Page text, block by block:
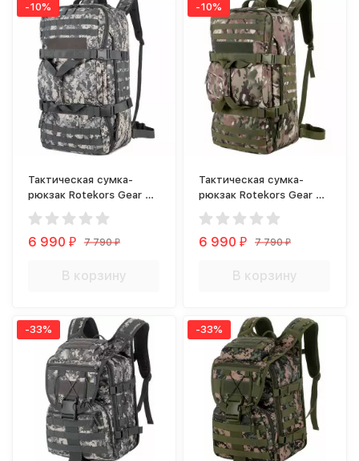
-10%
Тактическая сумка-
рюкзак Rotekors Gear D-
01 60л ACU Digital
6 990₽ 7 790₽
В корзину
-10%
Тактическая сумка-
рюкзак Rotekors Gear D-
01 60л лесной
камуфляж
6 990₽ 7 790₽
В корзину
-33% -33%